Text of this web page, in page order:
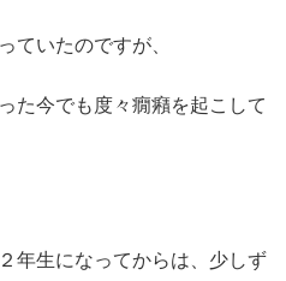
ていたのですが、
た今でも度々癇癪を起こして
年生になってからは、少しず